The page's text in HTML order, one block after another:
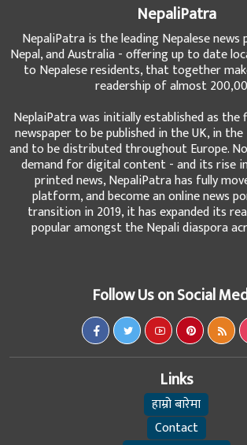
NepaliPatra
NepaliPatra is the leading Nepalese
Nepal, and Australia - offering up to date
to Nepalese residents, that together
readership of almost
NeplaiPatra was initially established as the
newspaper to be published in the UK, in
and to be distributed throughout Europe.
demand for digital content - and its rise
printed news, NepaliPatra has fully
platform, and become an online news
transition in 2019, it has expanded its
popular amongst the Nepali diaspora
Follow Us on Social
Links
हाम्रो बारेमा
Contact